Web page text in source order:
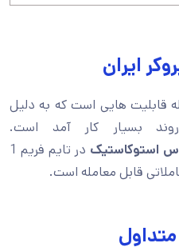
ایران
قابلیت هایی است که به دلیل
بسیار کار آمد است.
استوکاستیک
در تایم فریم 1